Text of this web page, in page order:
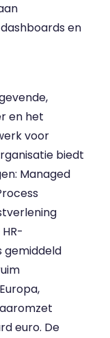
en
en het
voor
biedt
Managed
gemiddeld
euro. De